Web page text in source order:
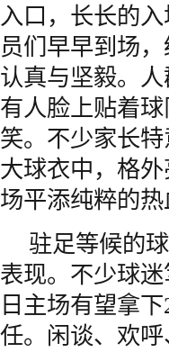
入口，长长的
员们早早到场
认真与坚毅。
有人脸上贴着
笑。不少家长
大球衣中，格
场平添纯粹的热
驻足等候的
表现。不少球
日主场有望拿
任。闲谈、欢